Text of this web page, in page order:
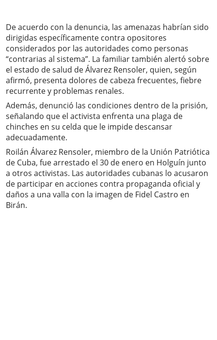
De acuerdo con la denuncia, las amenazas habrían sido
dirigidas específicamente contra opositores
considerados por las autoridades como personas
“contrarias al sistema”. La familiar también alertó sobre
el estado de salud de Álvarez Rensoler, quien, según
afirmó, presenta dolores de cabeza frecuentes, fiebre
recurrente y problemas renales.
Además, denunció las condiciones dentro de la prisión,
señalando que el activista enfrenta una plaga de
chinches en su celda que le impide descansar
adecuadamente.
Roilán Álvarez Rensoler, miembro de la Unión Patriótica
de Cuba, fue arrestado el 30 de enero en Holguín junto
a otros activistas. Las autoridades cubanas lo acusaron
de participar en acciones contra propaganda oficial y
daños a una valla con la imagen de Fidel Castro en
Birán.